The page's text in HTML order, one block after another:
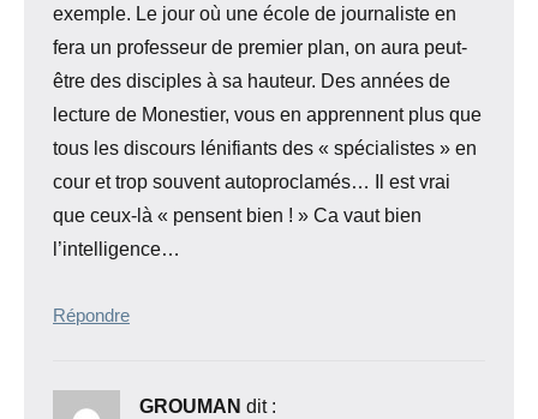
exemple. Le jour où une école de journaliste en
fera un professeur de premier plan, on aura peut-
être des disciples à sa hauteur. Des années de
lecture de Monestier, vous en apprennent plus que
tous les discours lénifiants des « spécialistes » en
cour et trop souvent autoproclamés… Il est vrai
que ceux-là « pensent bien ! » Ca vaut bien
l’intelligence…
Répondre
GROUMAN dit :